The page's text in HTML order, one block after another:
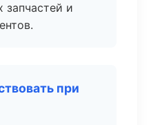
запчастей и
при